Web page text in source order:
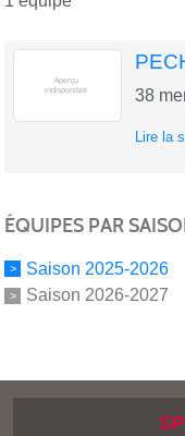
38
Lire la
ÉQUIPES PAR
Saison 2025-2026
Saison 2026-2027